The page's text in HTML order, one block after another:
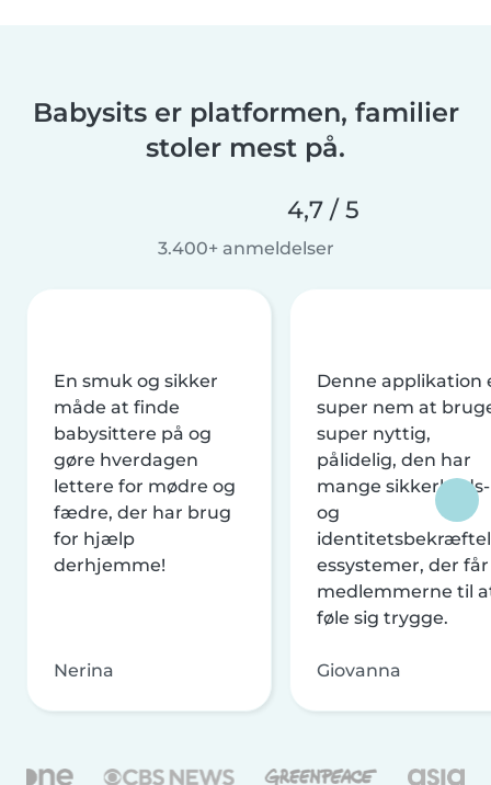
Babysits er platformen, familier
stoler mest på.
4,7 / 5
3.400+ anmeldelser
En smuk og sikker
måde at finde
babysittere på og
gøre hverdagen
lettere for mødre og
fædre, der har brug
for hjælp
derhjemme!
Nerina
Denne applikation
super nem at
super nyttig,
pålidelig, den har
mange sikkerheds-
og
essystemer, der får
medlemmerne til
føle sig trygge.
Giovanna